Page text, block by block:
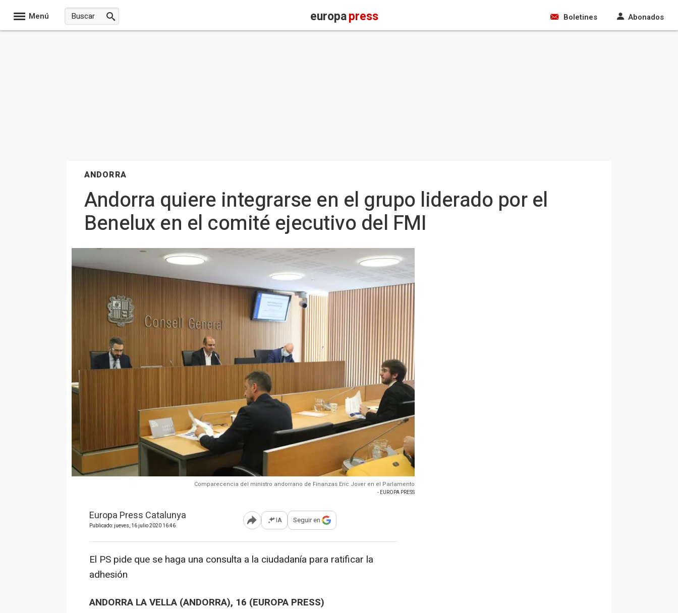
Menú europapress Boletines Abonados
ANDORRA
Andorra quiere integrarse en el grupo liderado por el
Benelux en el comité ejecutivo del FMI
Comparecencia del ministro andorrano de Finanzas Eric Jover en el Parlamento
- EUROPA PRESS
Europa Press Catalunya
Publicado: jueves, 16 julio 2020 16:46 Abrir opciones para compartir
IA Seguir en
El PS pide que se haga una consulta a la ciudadanía para ratificar la
adhesión
ANDORRA LA VELLA (ANDORRA), 16 (EUROPA PRESS)